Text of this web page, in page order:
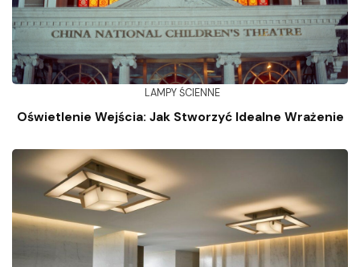
LAMPY ŚCIENNE
Oświetlenie Wejścia: Jak Stworzyć Idealne Wrażenie